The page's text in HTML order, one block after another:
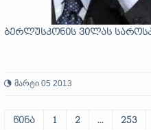
ბერლუსკონის ვილას
მარტი 05 2013
წინა 1 2 ... 253